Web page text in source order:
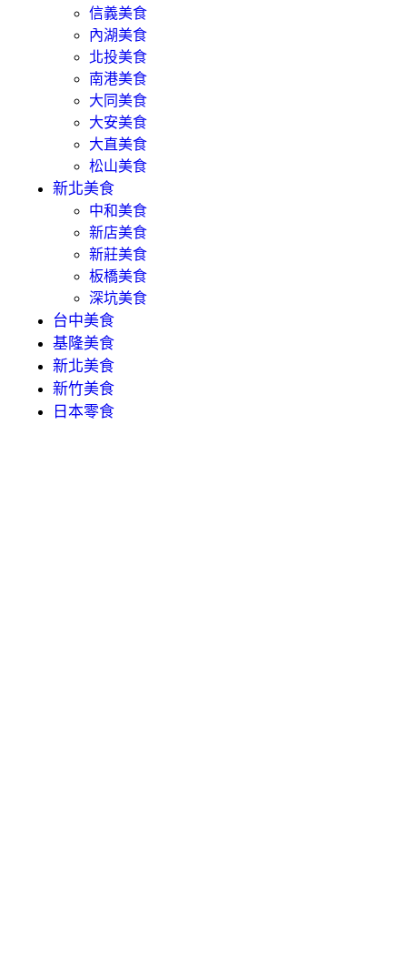
信義美食
內湖美食
北投美食
南港美食
大同美食
大安美食
大直美食
松山美食
新北美食
中和美食
新店美食
新莊美食
板橋美食
深坑美食
台中美食
基隆美食
新北美食
新竹美食
日本零食